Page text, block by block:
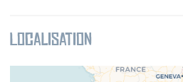
Localisation